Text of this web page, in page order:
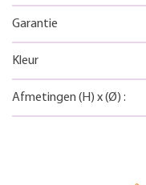
Garantie
Kleur
Afmetingen (H) x(Ø) :